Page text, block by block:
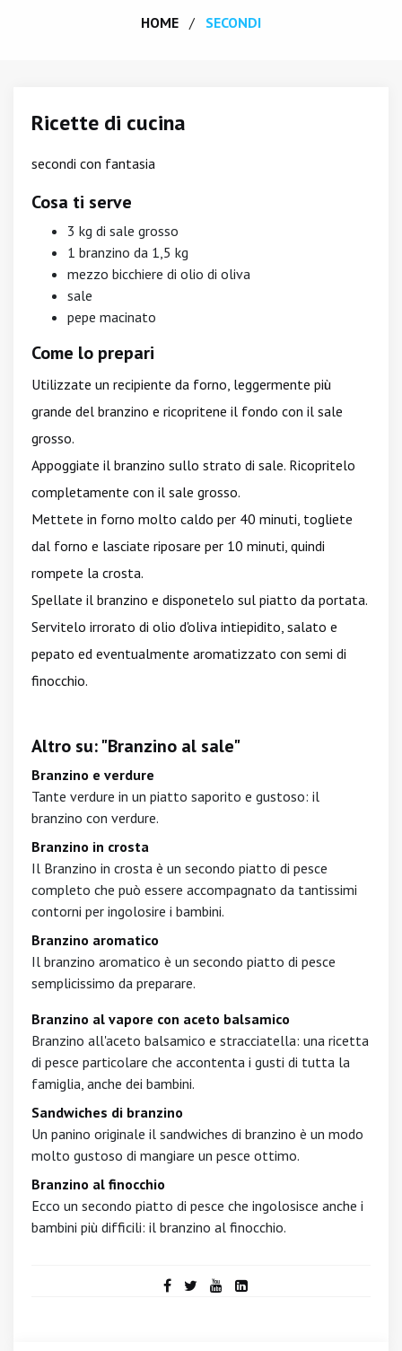
HOME SECONDI
Ricette di cucina
secondi con fantasia
Cosa ti serve
3 kg di sale grosso
1 branzino da 1,5 kg
mezzo bicchiere di olio di oliva
sale
pepe macinato
Come lo prepari
Utilizzate un recipiente da forno, leggermente più
grande del branzino e ricopritene il fondo con il sale
grosso.
Appoggiate il branzino sullo strato di sale. Ricopritelo
completamente con il sale grosso.
Mettete in forno molto caldo per 40 minuti, togliete
dal forno e lasciate riposare per 10 minuti, quindi
rompete la crosta.
Spellate il branzino e disponetelo sul piatto da portata.
Servitelo irrorato di olio d'oliva intiepidito, salato e
pepato ed eventualmente aromatizzato con semi di
finocchio.
Altro su: "Branzino al sale"
Branzino e verdure
Tante verdure in un piatto saporito e gustoso: il
branzino con verdure.
Branzino in crosta
Il Branzino in crosta è un secondo piatto di pesce
completo che può essere accompagnato da tantissimi
contorni per ingolosire i bambini.
Branzino aromatico
Il branzino aromatico è un secondo piatto di pesce
semplicissimo da preparare.
Branzino al vapore con aceto balsamico
Branzino all'aceto balsamico e stracciatella: una ricetta
di pesce particolare che accontenta i gusti di tutta la
famiglia, anche dei bambini.
Sandwiches di branzino
Un panino originale il sandwiches di branzino è un modo
molto gustoso di mangiare un pesce ottimo.
Branzino al finocchio
Ecco un secondo piatto di pesce che ingolosisce anche i
bambini più difficili: il branzino al finocchio.